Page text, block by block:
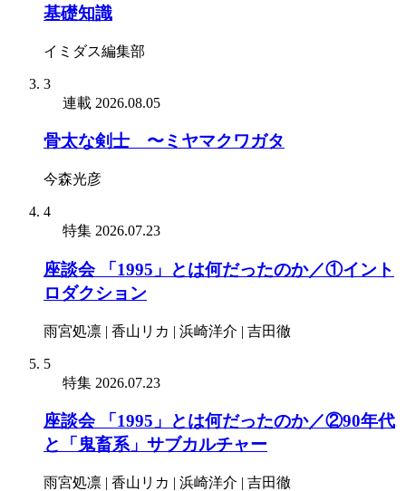
基礎知識
イミダス編集部
3
連載 2026.08.05
骨太な剣士 〜ミヤマクワガタ
今森光彦
4
特集 2026.07.23
座談会 「1995」とは何だったのか／①イント
ロダクション
雨宮処凛 | 香山リカ | 浜崎洋介 | 吉田徹
5
特集 2026.07.23
座談会 「1995」とは何だったのか／②90年代
と「鬼畜系」サブカルチャー
雨宮処凛 | 香山リカ | 浜崎洋介 | 吉田徹